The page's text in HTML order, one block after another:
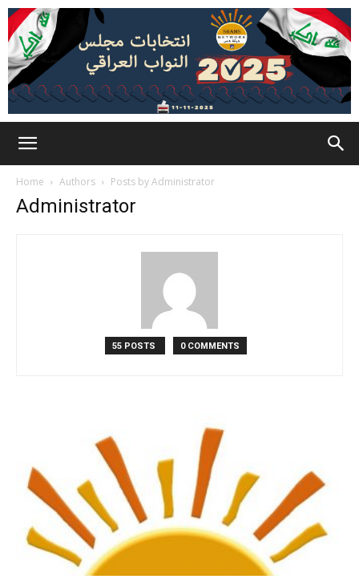
Home Authors Posts by Administrator
Administrator
55 POSTS 0 COMMENTS